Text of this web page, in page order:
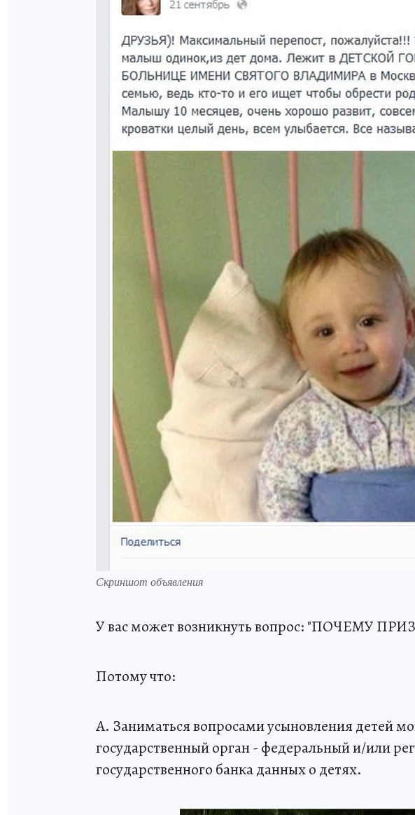
Скриншот объявления
У вас может возникнуть вопрос: "ПОЧЕМУ
Потому что:
А. Заниматься вопросами усыновления детей
государственный орган - федеральный и/или
государственного банка данных о детях.